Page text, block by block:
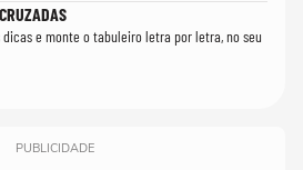
e monte o tabuleiro letra por letra, no seu
PUBLICIDADE